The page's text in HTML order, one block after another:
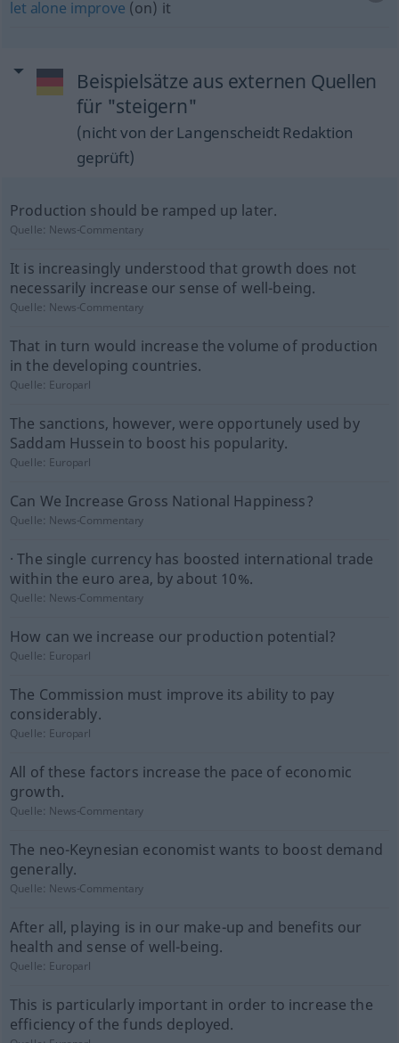
let alone improve (on) it
Beispielsätze aus externen Quellen
für "steigern"
(nicht von der Langenscheidt Redaktion
geprüft)
Production should be ramped up later.
Quelle: News-Commentary
It is increasingly understood that growth does not
necessarily increase our sense of well-being.
Quelle: News-Commentary
That in turn would increase the volume of production
in the developing countries.
Quelle: Europarl
The sanctions, however, were opportunely used by
Saddam Hussein to boost his popularity.
Quelle: Europarl
Can We Increase Gross National Happiness?
Quelle: News-Commentary
· The single currency has boosted international trade
within the euro area, by about 10%.
Quelle: News-Commentary
How can we increase our production potential?
Quelle: Europarl
The Commission must improve its ability to pay
considerably.
Quelle: Europarl
All of these factors increase the pace of economic
growth.
Quelle: News-Commentary
The neo-Keynesian economist wants to boost demand
generally.
Quelle: News-Commentary
After all, playing is in our make-up and benefits our
health and sense of well-being.
Quelle: Europarl
This is particularly important in order to increase the
efficiency of the funds deployed.